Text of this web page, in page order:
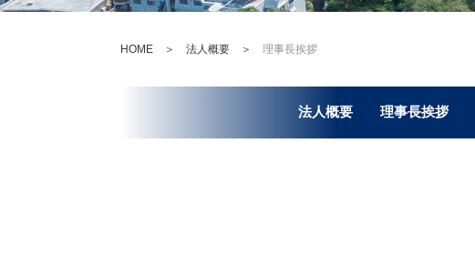
HOME ＞ 法人概要 ＞ 理事長挨拶
法人概要 理事長挨拶